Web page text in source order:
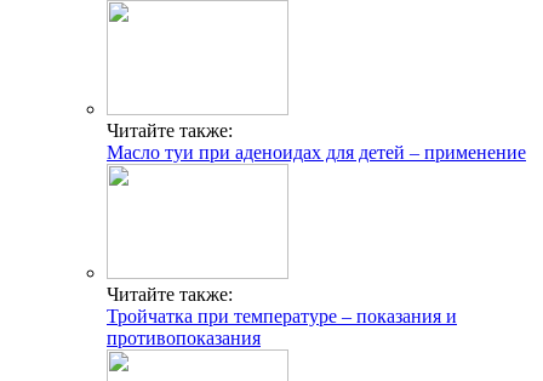
Читайте также:
Масло туи при аденоидах для детей – применение
Читайте также:
Тройчатка при температуре – показания и
противопоказания